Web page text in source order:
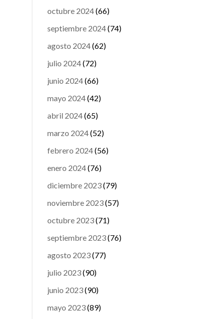
octubre 2024(66)
septiembre 2024(74)
agosto 2024(62)
julio 2024(72)
junio 2024(66)
mayo 2024(42)
abril 2024(65)
marzo 2024(52)
febrero 2024(56)
enero 2024(76)
diciembre 2023(79)
noviembre 2023(57)
octubre 2023(71)
septiembre 2023(76)
agosto 2023(77)
julio 2023(90)
junio 2023(90)
mayo 2023(89)